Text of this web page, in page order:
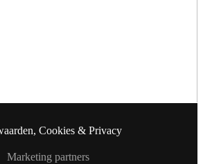
Cookies & Privacy
Marketing partners